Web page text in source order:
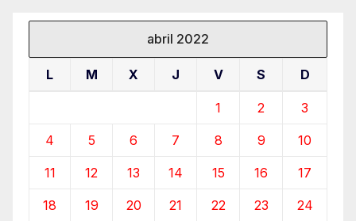
abril 2022
L M X J V S D
1 2 3
4 5 6 7 8 9 10
11 12 13 14 15 16 17
18 19 20 21 22 23 24